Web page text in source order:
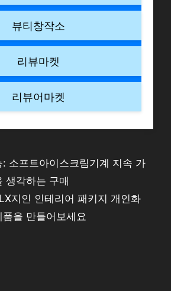
뷰티창작소
리뷰마켓
리뷰어마켓
: 소프트아이스크림기계 지속 가
생각하는 구매
지인 인테리어 패키지 개인화
을 만들어보세요